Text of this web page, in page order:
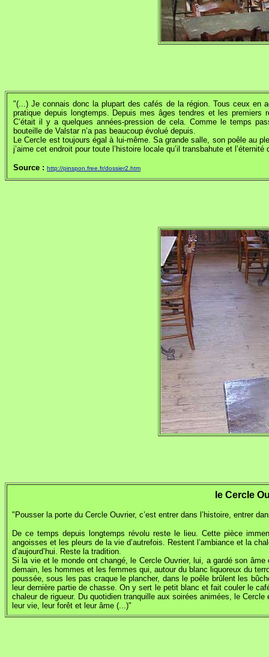
"(...) Je connais donc la plupart des cafés de la région. Tous ceux en
pratique depuis longtemps. Depuis mes âges tendres et les
C’était il y a quelques années-pression de cela. Comme le temps
bouteille de Valstar n’a pas beaucoup évolué depuis.
Le Cercle est toujours égal à lui-même. Sa grande salle, son poêle au
j’aime cet endroit pour toute l’histoire locale qu’il transbahute et
Source : http://pinspon.free.fr/dossier2.htm
le Cercle
"Pousser la porte du Cercle Ouvrier, c’est entrer dans l’histoire, entrer
De ce temps depuis longtemps révolu reste le lieu. Cette pièce
angoisses et les pleurs de la vie d’autrefois. Restent l’ambiance et la
d’aujourd’hui. Reste la tradition.
Si la vie et le monde ont changé, le Cercle Ouvrier, lui, a gardé son
demain, les hommes et les femmes qui, autour du blanc liquoreux du
poussée, sous les pas craque le plancher, dans le poêle brûlent les
leur dernière partie de chasse. On y sert le petit blanc et fait couler le
chaleur de rigueur. Du quotidien tranquille aux soirées animées, le
leur vie, leur forêt et leur âme (...)"